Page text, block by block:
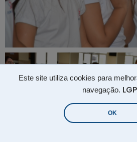
Este site utiliza cookies para
navegação.
OK